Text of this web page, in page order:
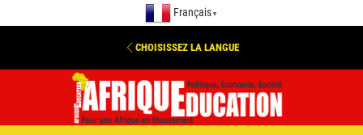
Français ▼
CHOISISSEZ LA LANGUE